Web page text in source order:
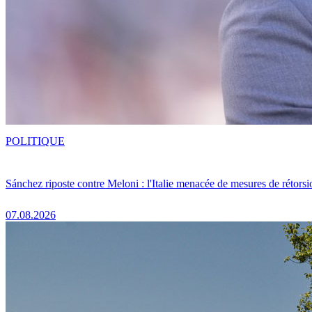
Sánchez riposte contre Meloni : l'Italie menacée de mesures de
07.08.2026
POLITIQUE